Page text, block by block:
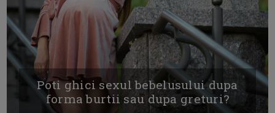
Poti ghici sexul bebelusului dupa
forma burtii sau dupa greturi?